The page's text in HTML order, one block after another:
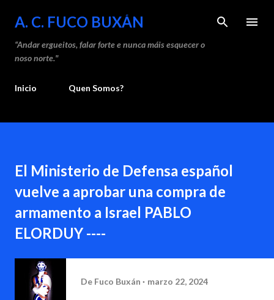
Saltar ao contido principal
A. C. FUCO BUXÁN
“Andar ergueitos, falar forte e nunca máis esquecer o
noso norte."
Inicio Quen Somos?
El Ministerio de Defensa español
vuelve a aprobar una compra de
armamento a Israel PABLO
ELORDUY ----
De Fuco Buxán marzo 22, 2024